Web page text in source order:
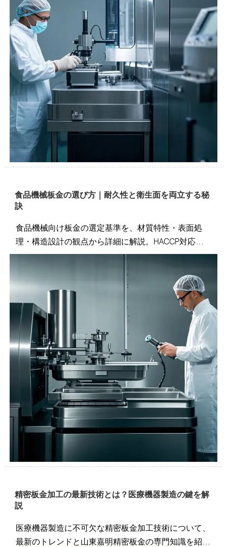
食品機械板金の選び方｜耐久性と衛生面を両立する秘
訣
食品機械向け板金の選定基準を、材質特性・表面処
理・構造設計の観点から詳細に解説。HACCP対応や
耐腐食性を確保する当社の精密加工技術を紹介しま
精密板金加工の最新技術とは？医療機器製造の鍵を解
説
医療機器製造に不可欠な精密板金加工技術について、
最新のトレンドと山東嘉明精密板金の専門知識を紹